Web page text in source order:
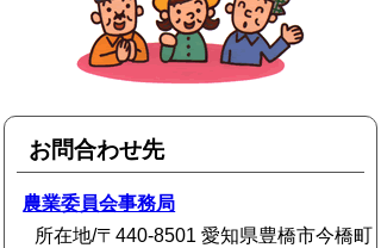
お問合わせ先
農業委員会事務局
所在地/〒440-8501 愛知県豊橋市今橋町